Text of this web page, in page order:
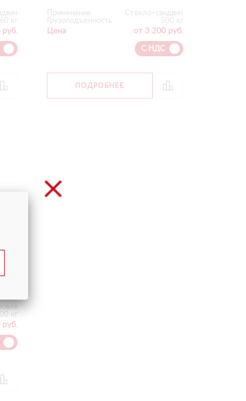
кг
руб.
Применение
Стекло+сэндвич
Грузоподъемность
500 кг
Цена от 3 200 руб.
С НДС
ПОДРОБНЕЕ
кг
руб.